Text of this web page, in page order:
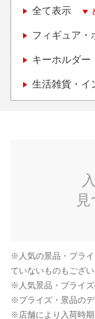
全て表示
フィギュア・
キーホルダー
生活雑貨・イ